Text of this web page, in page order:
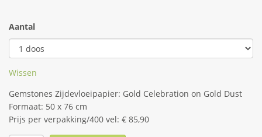
Aantal
Wissen
Gemstones Zijdevloeipapier: Gold Celebration on Gold Dust
Formaat: 50 x 76 cm
Prijs per verpakking/400 vel: € 85,90